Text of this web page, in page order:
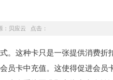
贝应云 点击：
。这种卡只是一张提供消费折
员卡中充值。这使得促进会员